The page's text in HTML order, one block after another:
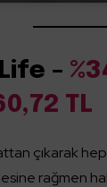
–
TL
çıkarak
rağmen